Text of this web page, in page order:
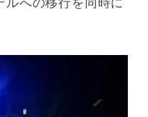
ルへの移行を同時に